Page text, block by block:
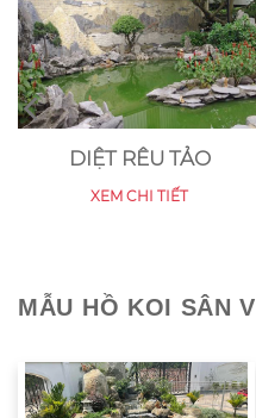
DIỆT RÊU TẢO
XEM CHI TIẾT
MẪU HỒ KOI SÂN